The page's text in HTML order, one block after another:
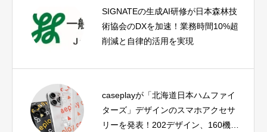
SIGNATEの生成AI研修が日本森林技
術協会のDXを加速！業務時間10%超
削減と自律的活用を実現
caseplayが「北海道日本ハムファイ
ターズ」デザインのスマホアクセサ
リーを発表！202デザイン、160機種